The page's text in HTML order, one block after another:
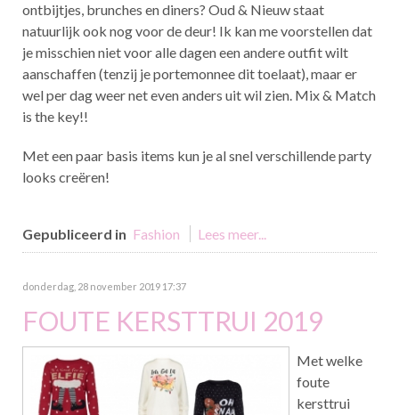
ontbijtjes, brunches en diners? Oud & Nieuw staat
natuurlijk ook nog voor de deur! Ik kan me voorstellen dat
je misschien niet voor alle dagen een andere outfit wilt
aanschaffen (tenzij je portemonnee dit toelaat), maar er
wel per dag weer net even anders uit wil zien. Mix & Match
is the key!!
Met een paar basis items kun je al snel verschillende party
looks creëren!
Gepubliceerd in Fashion Lees meer...
donderdag, 28 november 2019 17:37
FOUTE KERSTTRUI 2019
Met welke
foute
kersttrui